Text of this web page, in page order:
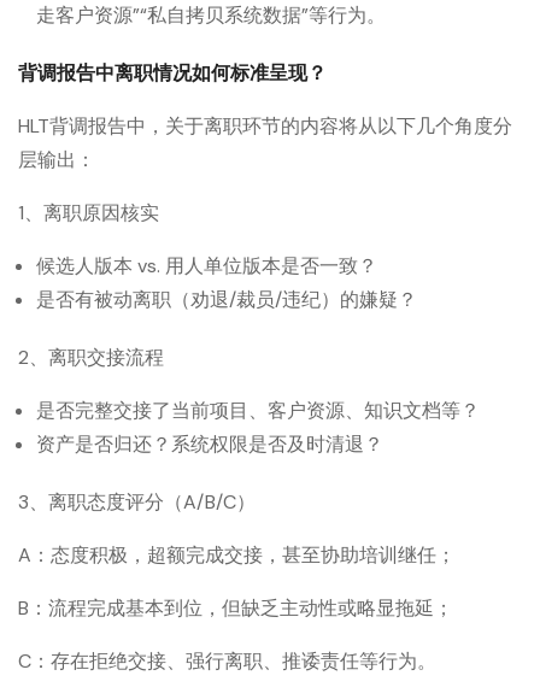
走客户资源”“私自拷贝系统数据”等行为。
背调报告中离职情况如何标准呈现？
HLT背调报告中，关于离职环节的内容将从以下几个角度分
层输出：
1、离职原因核实
候选人版本 vs. 用人单位版本是否一致？
是否有被动离职（劝退/裁员/违纪）的嫌疑？
2、离职交接流程
是否完整交接了当前项目、客户资源、知识文档等？
资产是否归还？系统权限是否及时清退？
3、离职态度评分（A/B/C）
A：态度积极，超额完成交接，甚至协助培训继任；
B：流程完成基本到位，但缺乏主动性或略显拖延；
C：存在拒绝交接、强行离职、推诿责任等行为。